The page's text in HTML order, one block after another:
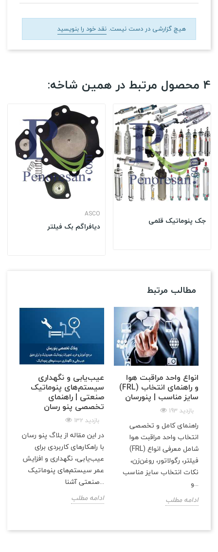
هیچ گزارشی در دست نیست. نقد خود را بنویسید
4 محصول مرتبط در همین شاخه:
ASCO
دیافراگم بک فیلتر جک پنوماتیک قلمی
مطالب مرتبط
عیب‌یابی و نگهداری
سیستم‌های پنوماتیک
صنعتی | راهنمای
تخصصی پنو رسان
132 بازدید
در این مقاله از بلاگ پنو رسان
با راهکارهای کاربردی برای
عیب‌یابی، نگهداری و افزایش
عمر سیستم‌های پنوماتیک
صنعتی آشنا...
ادامه مطلب
انواع واحد مراقبت هوا
(FRL) و راهنمای انتخاب
سایز مناسب | پنو‌رسان
193 بازدید
راهنمای کامل و تخصصی
انتخاب واحد مراقبت هوا
(FRL) شامل معرفی انواع
فیلتر، رگولاتور، روغن‌زن،
نکات انتخاب سایز مناسب
و...
ادامه مطلب